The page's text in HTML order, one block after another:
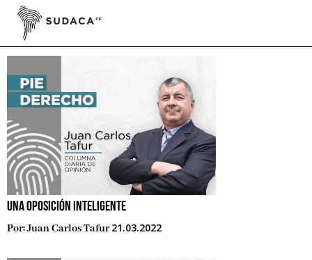
Skip
contentVacancia
UNA OPOSICIÓN INTELIGENTE
Por:Juan Carlos Tafur 21.03.2022